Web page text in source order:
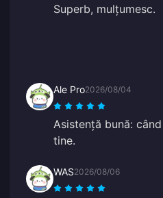
Superb, mulțumesc.
Ale Pro2026/08/04
Asistență bună:
tine.
WAS2026/08/06